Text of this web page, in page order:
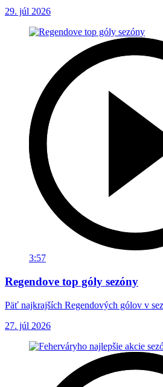
29. júl 2026
3:57
Regendove top góly sezóny
Päť najkrajších Regendových gólov v
27. júl 2026